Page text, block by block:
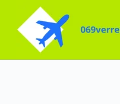
Inhalt
springen